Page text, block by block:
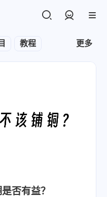
教程 更多
否有益？